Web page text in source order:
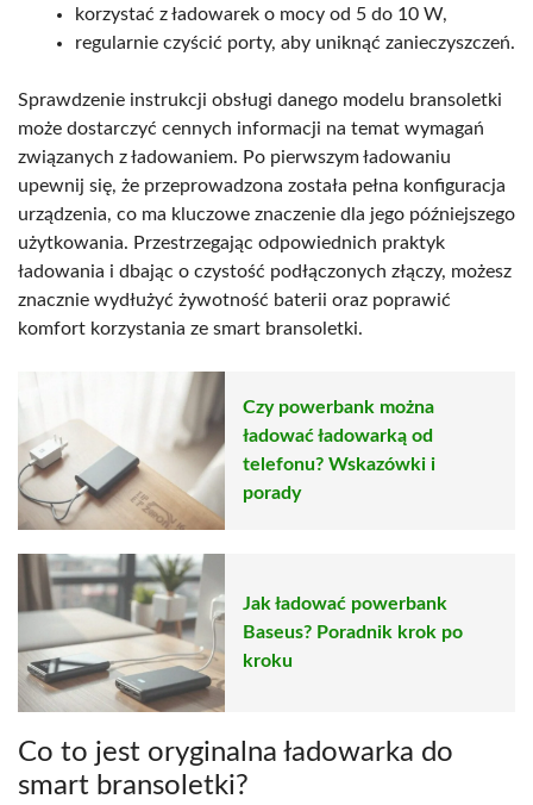
korzystać z ładowarek o mocy od 5 do 10 W,
regularnie czyścić porty, aby uniknąć zanieczyszczeń.
Sprawdzenie instrukcji obsługi danego modelu bransoletki
może dostarczyć cennych informacji na temat wymagań
związanych z ładowaniem. Po pierwszym ładowaniu
upewnij się, że przeprowadzona została pełna konfiguracja
urządzenia, co ma kluczowe znaczenie dla jego późniejszego
użytkowania. Przestrzegając odpowiednich praktyk
ładowania i dbając o czystość podłączonych złączy, możesz
znacznie wydłużyć żywotność baterii oraz poprawić
komfort korzystania ze smart bransoletki.
Czy powerbank można
ładować ładowarką od
telefonu? Wskazówki i
porady
Jak ładować powerbank
Baseus? Poradnik krok po
kroku
Co to jest oryginalna ładowarka do
smart bransoletki?